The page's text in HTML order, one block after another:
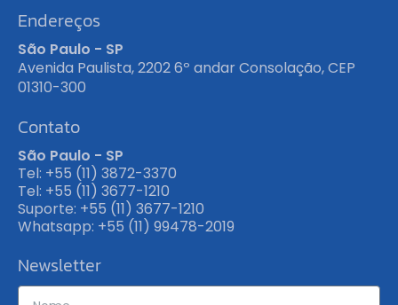
Endereços
São Paulo - SP
Avenida Paulista, 2202 6º andar Consolação, CEP
01310-300
Contato
São Paulo - SP
Tel: +55 (11) 3872-3370
Tel: +55 (11) 3677-1210
Suporte: +55 (11) 3677-1210
Whatsapp: +55 (11) 99478-2019
Newsletter